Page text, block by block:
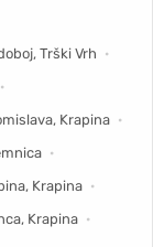
Trški Vrh
Krapina
Krapina
Krapina